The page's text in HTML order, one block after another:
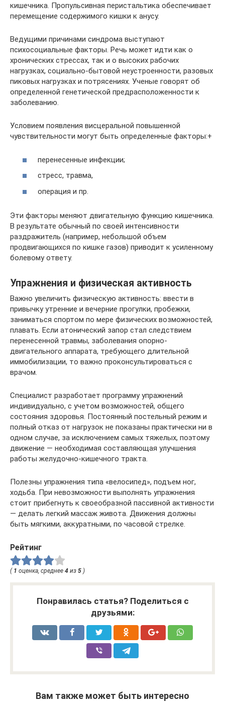
кишечника. Пропульсивная перистальтика обеспечивает
перемещение содержимого кишки к анусу.
Ведущими причинами синдрома выступают
психосоциальные факторы. Речь может идти как о
хронических стрессах, так и о высоких рабочих
нагрузках, социально-бытовой неустроенности, разовых
пиковых нагрузках и потрясениях. Ученые говорят об
определенной генетической предрасположенности к
заболеванию.
Условием появления висцеральной повышенной
чувствительности могут быть определенные факторы:+
перенесенные инфекции;
стресс, травма,
операция и пр.
Эти факторы меняют двигательную функцию кишечника.
В результате обычный по своей интенсивности
раздражитель (например, небольшой объем
продвигающихся по кишке газов) приводит к усиленному
болевому ответу.
Упражнения и физическая активность
Важно увеличить физическую активность: ввести в
привычку утренние и вечерние прогулки, пробежки,
заниматься спортом по мере физических возможностей,
плавать. Если атонический запор стал следствием
перенесенной травмы, заболевания опорно-
двигательного аппарата, требующего длительной
иммобилизации, то важно проконсультироваться с
врачом.
Специалист разработает программу упражнений
индивидуально, с учетом возможностей, общего
состояния здоровья. Постоянный постельный режим и
полный отказ от нагрузок не показаны практически ни в
одном случае, за исключением самых тяжелых, поэтому
движение — необходимая составляющая улучшения
работы желудочно-кишечного тракта.
Полезны упражнения типа «велосипед», подъем ног,
ходьба. При невозможности выполнять упражнения
стоит прибегнуть к своеобразной пассивной активности
— делать легкий массаж живота. Движения должны
быть мягкими, аккуратными, по часовой стрелке.
Рейтинг
( 1 оценка, среднее 4 из 5 )
Понравилась статья? Поделиться с
друзьями:
Вам также может быть интересно